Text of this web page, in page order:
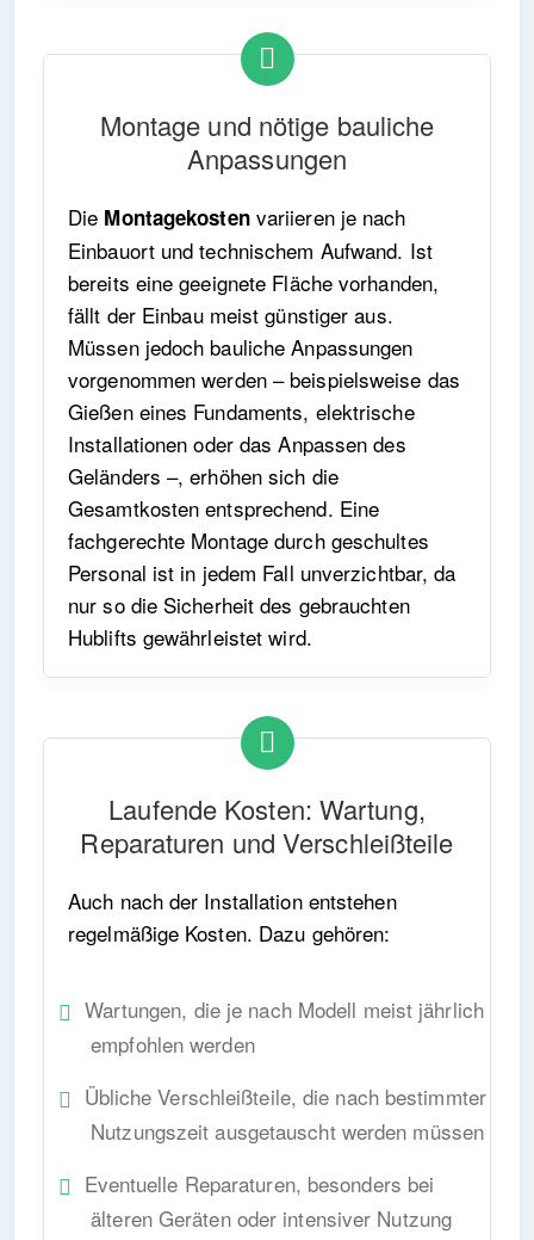
Montage und nötige bauliche
Anpassungen
Die Montagekostenvariieren je nach
Einbauort und technischem Aufwand. Ist
bereits eine geeignete Fläche vorhanden,
fällt der Einbau meist günstiger aus.
Müssen jedoch bauliche Anpassungen
vorgenommen werden – beispielsweise das
Gießen eines Fundaments, elektrische
Installationen oder das Anpassen des
Geländers –, erhöhen sich die
Gesamtkosten entsprechend. Eine
fachgerechte Montage durch geschultes
Personal ist in jedem Fall unverzichtbar, da
nur so die Sicherheit des gebrauchten
Hublifts gewährleistet wird.
Laufende Kosten: Wartung,
Reparaturen und Verschleißteile
Auch nach der Installation entstehen
regelmäßige Kosten. Dazu gehören:
Wartungen, die je nach Modell meist jährlich
empfohlen werden
Übliche Verschleißteile, die nach bestimmter
Nutzungszeit ausgetauscht werden müssen
Eventuelle Reparaturen, besonders bei
älteren Geräten oder intensiver Nutzung